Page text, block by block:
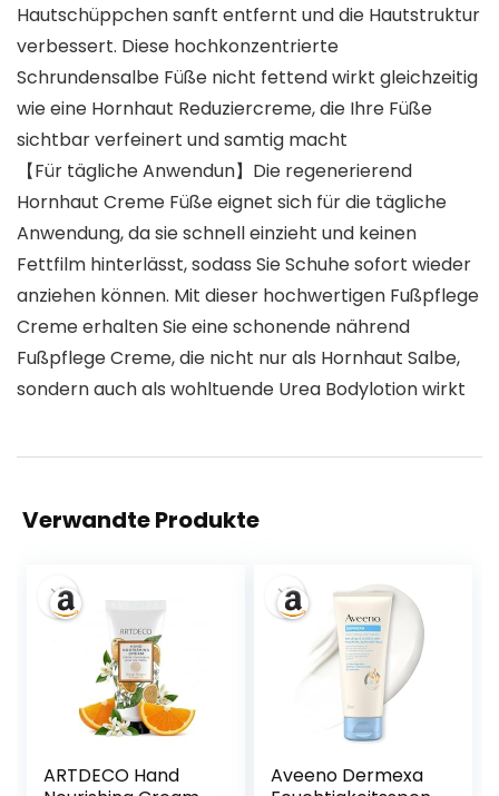
Hautschüppchen sanft entfernt und die Hautstruktur
verbessert. Diese hochkonzentrierte
Schrundensalbe Füße nicht fettend wirkt gleichzeitig
wie eine Hornhaut Reduziercreme, die Ihre Füße
sichtbar verfeinert und samtig macht
【Für tägliche Anwendun】Die regenerierend
Hornhaut Creme Füße eignet sich für die tägliche
Anwendung, da sie schnell einzieht und keinen
Fettfilm hinterlässt, sodass Sie Schuhe sofort wieder
anziehen können. Mit dieser hochwertigen Fußpflege
Creme erhalten Sie eine schonende nährend
Fußpflege Creme, die nicht nur als Hornhaut Salbe,
sondern auch als wohltuende Urea Bodylotion wirkt
Verwandte Produkte
ARTDECO Hand
Aveeno Dermexa